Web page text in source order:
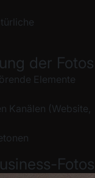
der Fotos
Elemente
Kanälen (Website,
Fotos